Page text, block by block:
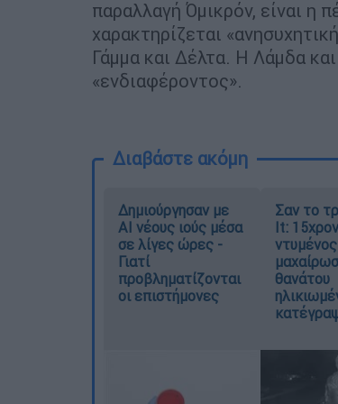
παραλλαγή Όμικρόν, είναι η
χαρακτηρίζεται
Γάμμα και Δέλτα. Η Λάμδα
«ενδιαφέροντος».
Διαβάστε ακόμη
Δημιούργησαν με
AI νέους ιούς μέσα
σε λίγες ώρες -
Γιατί
προβληματίζονται
οι επιστήμονες
Σαν το
It:
θανάτου